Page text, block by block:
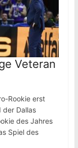
Veteran
Rookie erst
Dallas
des Jahres
Spiel des